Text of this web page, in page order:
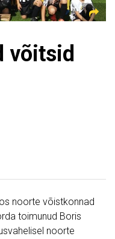
võitsid
noorte võistkonnad
toimunud Boris
noorte